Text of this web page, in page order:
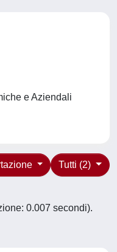
e Aziendali
Tutti (2)
0.007 secondi).